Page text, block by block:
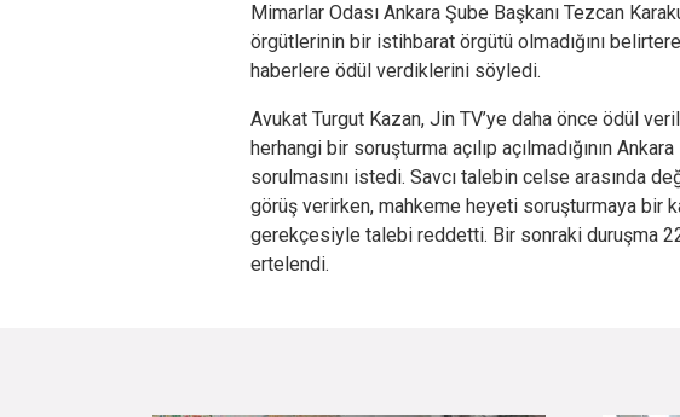
Mimarlar Odası Ankara Şube Başkanı Tezcan
örgütlerinin bir istihbarat örgütü olmadığını
haberlere ödül verdiklerini söyledi.
Avukat Turgut Kazan, Jin TV’ye daha önce ödül
herhangi bir soruşturma açılıp açılmadığının
sorulmasını istedi. Savcı talebin celse arasında
görüş verirken, mahkeme heyeti soruşturmaya bir
gerekçesiyle talebi reddetti. Bir sonraki duruşma
ertelendi.